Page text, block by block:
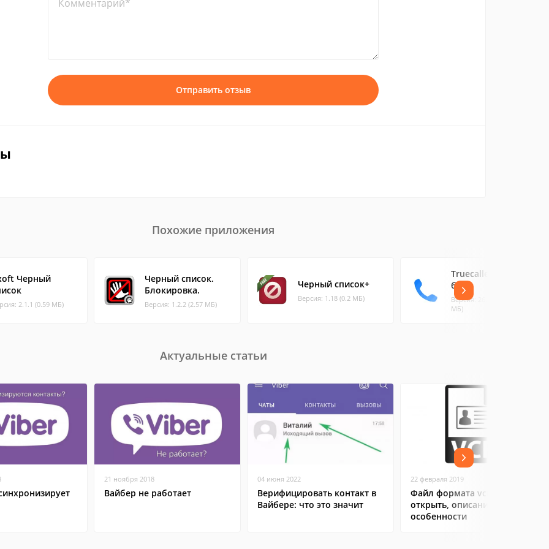
Комментарий*
Отправить отзыв
Похожие приложения
Черный
2.1.1 (0.59 МБ)
Черный список.
Блокировка.
Версия: 1.2.2 (2.57 МБ)
Черный список+
Версия: 1.18 (0.2 МБ)
Truecaller - поиск и
блок
Версия: 26.10.6 (132.68
МБ)
Актуальные статьи
21 ноября 2018
Вайбер не работает
04 июня 2022
Верифицировать контакт в
Вайбере: что это значит
22 февраля 2019
Файл формата vcf: чем
открыть, описание,
особенности